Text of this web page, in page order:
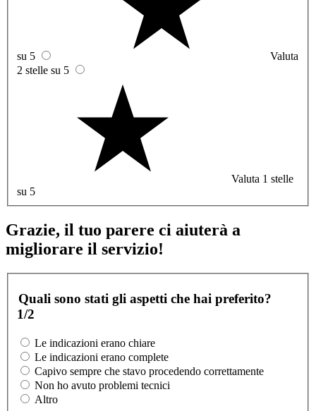
su 5
Valuta
2 stelle su 5
Valuta 1 stelle
su 5
Grazie, il tuo parere ci aiuterà a
migliorare il servizio!
Quali sono stati gli aspetti che hai preferito?
1/2
Le indicazioni erano chiare
Le indicazioni erano complete
Capivo sempre che stavo procedendo correttamente
Non ho avuto problemi tecnici
Altro